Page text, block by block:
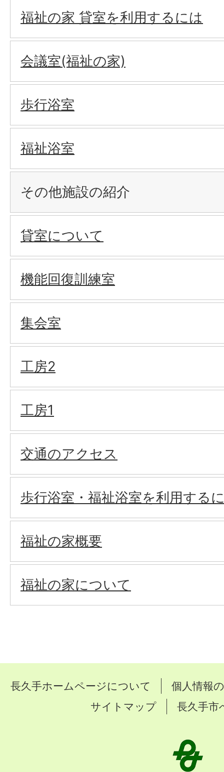
福祉の家 貸室を利用するには
会議室(福祉の家)
歩行浴室
福祉浴室
その他施設の紹介
貸室について
機能回復訓練室
集会室
工房2
工房1
交通のアクセス
歩行浴室・福祉浴室を利用する
福祉の家概要
福祉の家について
長久手ホームページについて
個人情報
サイトマップ
長久手市